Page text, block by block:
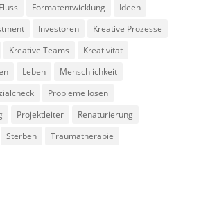
Fluss Formatentwicklung
Ideen
Investoren
Kreative Prozesse
Kreative Teams
Kreativität
Leben
Menschlichkeit
Probleme lösen
Projektleiter
Renaturierung
Sterben
Traumatherapie